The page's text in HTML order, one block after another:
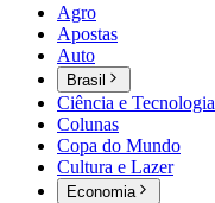
Agro
Apostas
Auto
Brasil
Ciência e Tecnologia
Colunas
Copa do Mundo
Cultura e Lazer
Economia